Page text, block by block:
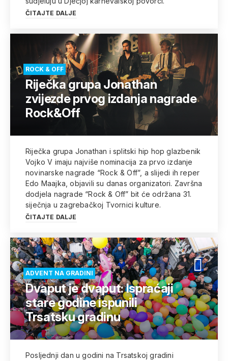
ČITAJTE DALJE
ROCK & OFF
Riječka grupa Jonathan
zvijezde prvog izdanja nagrade
Rock&Off
Riječka grupa Jonathan i splitski hip hop glazbenik
Vojko V imaju najviše nominacija za prvo izdanje
novinarske nagrade “Rock & Off”, a slijedi ih reper
Edo Maajka, objavili su danas organizatori. Završna
dodjela nagrade “Rock & Off” bit će održana 31.
siječnja u zagrebačkoj Tvornici kulture.
ČITAJTE DALJE
ADVENT NA GRADINI
Dvaput je dvaput: Ispraćaji
stare godine ispunili
Trsatsku gradinu
Posljednji dan u godini na Trsatskoj gradini